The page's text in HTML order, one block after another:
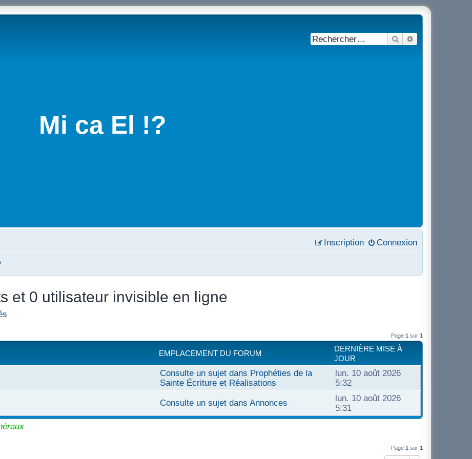
Mi ca El !?
Rechercher
Connexion
Inscription
et 0 utilisateur invisible en ligne
Page 1 sur 1
EMPLACEMENT DU FORUM
DERNIÈRE MISE À
JOUR
Consulte un sujet dans Prophéties de la
Sainte Écriture et Réalisations
lun. 10 août 2026
5:32
Consulte un sujet dans Annonces
lun. 10 août 2026
5:31
Page 1 sur 1